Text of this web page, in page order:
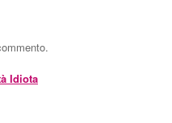
Idiota